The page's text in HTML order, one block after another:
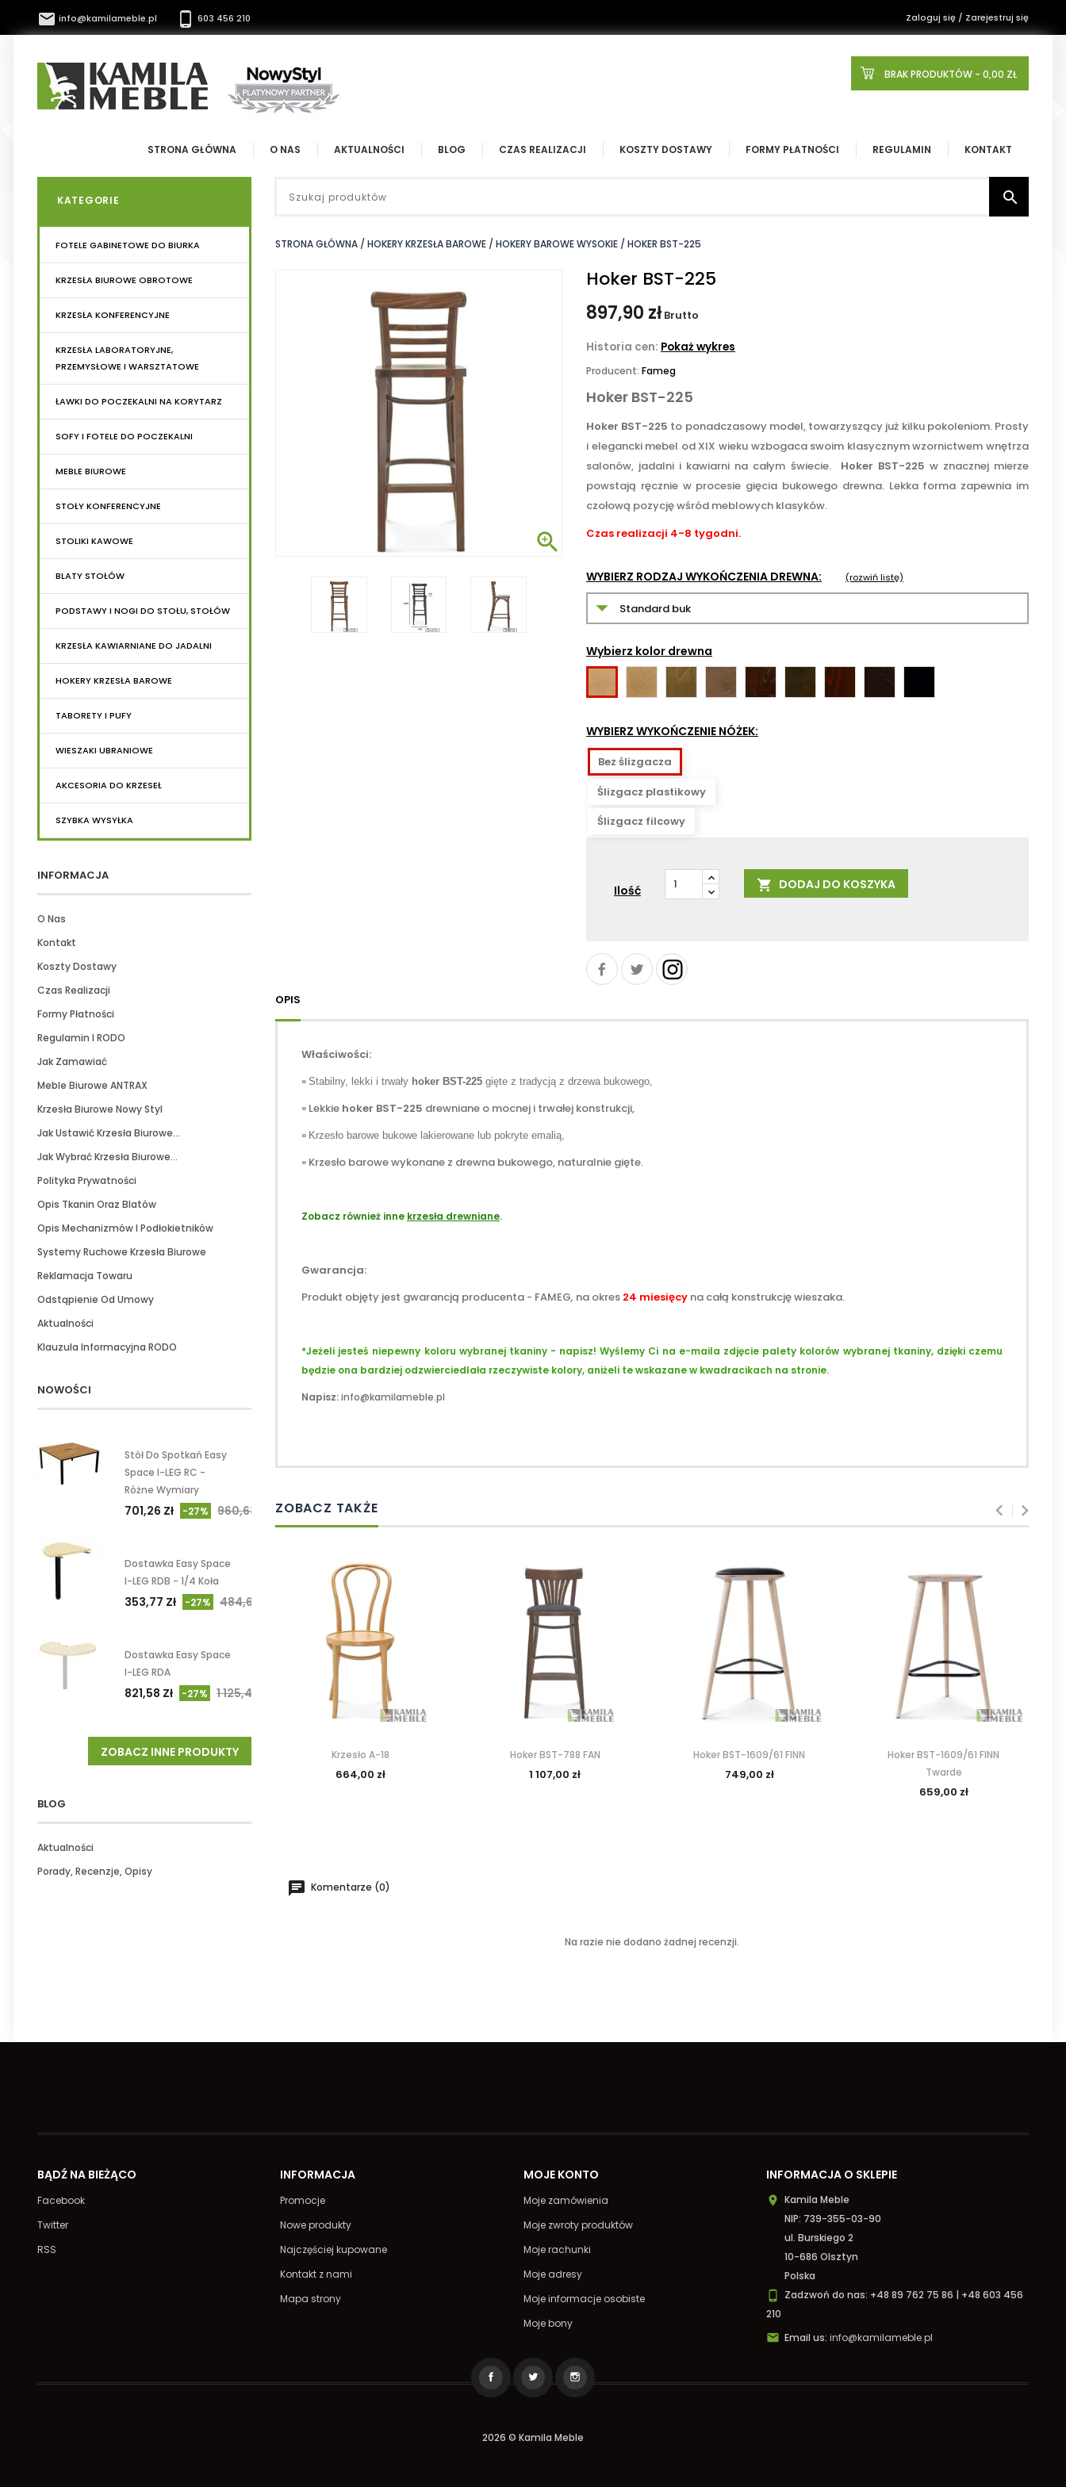
 info@kamilameble.pl  603 456 210 Zaloguj się / Zarejestruj się
BRAK PRODUKTÓW - 0,00 ZŁ
STRONA GŁÓWNA O NAS AKTUALNOŚCI BLOG CZAS REALIZACJI KOSZTY DOSTAWY FORMY PŁATNOŚCI REGULAMIN KONTAKT

KATEGORIE
FOTELE GABINETOWE DO BIURKA
KRZESŁA BIUROWE OBROTOWE
KRZESŁA KONFERENCYJNE
KRZESŁA LABORATORYJNE,
PRZEMYSŁOWE I WARSZTATOWE
ŁAWKI DO POCZEKALNI NA KORYTARZ
SOFY I FOTELE DO POCZEKALNI
MEBLE BIUROWE
STOŁY KONFERENCYJNE
STOLIKI KAWOWE
BLATY STOŁÓW
PODSTAWY I NOGI DO STOŁU, STOŁÓW
KRZESŁA KAWIARNIANE DO JADALNI
HOKERY KRZESŁA BAROWE
TABORETY I PUFY
WIESZAKI UBRANIOWE
AKCESORIA DO KRZESEŁ
SZYBKA WYSYŁKA
INFORMACJA
O Nas
Kontakt
Koszty Dostawy
Czas Realizacji
Formy Płatności
Regulamin I RODO
Jak Zamawiać
Meble Biurowe ANTRAX
Krzesła Biurowe Nowy Styl
Jak Ustawić Krzesła Biurowe...
Jak Wybrać Krzesła Biurowe...
Polityka Prywatności
Opis Tkanin Oraz Blatów
Opis Mechanizmów I Podłokietników
Systemy Ruchowe Krzesła Biurowe
Reklamacja Towaru
Odstąpienie Od Umowy
Aktualności
Klauzula Informacyjna RODO
NOWOŚCI
Stół Do Spotkań Easy
Space I-LEG RC -
Różne Wymiary
701,26 Zł -27% 960,63 Zł
Dostawka Easy Space
I-LEG RDB - 1/4 Koła
353,77 Zł -27% 484,62 Zł
Dostawka Easy Space
I-LEG RDA
821,58 Zł -27% 1 125,45 Zł
ZOBACZ INNE PRODUKTY
BLOG
Aktualności
Porady, Recenzje, Opisy
STRONA GŁÓWNA HOKERY KRZESŁA BAROWE HOKERY BAROWE WYSOKIE HOKER BST-225

Hoker BST-225
897,90 zł Brutto
Historia cen: Pokaż wykres
Producent: Fameg
Hoker BST-225
Hoker BST-225 to ponadczasowy model, towarzyszący już kilku pokoleniom. Prosty
i elegancki mebel od XIX wieku wzbogaca swoim klasycznym wzornictwem wnętrza
salonów, jadalni i kawiarni na całym świecie.
Hoker BST-225 w znacznej mierze
powstają ręcznie w procesie gięcia bukowego drewna. Lekka forma zapewnia im
czołową pozycję wśród meblowych klasyków.
Czas realizacji 4-8 tygodni.
WYBIERZ RODZAJ WYKOŃCZENIA DREWNA: (rozwiń listę)
Wybierz kolor drewna
naturalny
02
Rustykalny
06
Orzech
mleczny
Orzech
04
ciemny
Koniak
05
Wenge
09
bejca
WYBIERZ WYKOŃCZENIE NÓŻEK:
Bez ślizgacza
Ślizgacz plastikowy
Ślizgacz filcowy
Ilość  DODAJ DO KOSZYKA
OPIS
Właściwości:
» Stabilny, lekki i trwały hoker BST-225 gięte z tradycją z drzewa bukowego,
» Lekkie hoker BST-225 drewniane o mocnej i trwałej konstrukcji,
» Krzesło barowe bukowe lakierowane lub pokryte emalią,
» Krzesło barowe wykonane z drewna bukowego, naturalnie gięte.
Zobacz również inne krzesła drewniane.
Gwarancja:
Produkt objęty jest gwarancją producenta - FAMEG, na okres 24 miesięcy na całą konstrukcję wieszaka.
*Jeżeli jesteś niepewny koloru wybranej tkaniny - napisz! Wyślemy Ci na e-maila zdjęcie palety kolorów wybranej tkaniny, dzięki czemu
będzie ona bardziej odzwierciedlała rzeczywiste kolory, aniżeli te wskazane w kwadracikach na stronie.
Napisz:info@kamilameble.pl
ZOBACZ TAKŻE
Krzesło A-18
664,00 zł
Hoker BST-788 FAN
1 107,00 zł
Hoker BST-1609/61 FINN
749,00 zł
Hoker BST-1609/61 FINN
Twarde
659,00 zł
Komentarze (0)
Na razie nie dodano żadnej recenzji.
BĄDŹ NA BIEŻĄCO
Facebook
Twitter
RSS
INFORMACJA
Promocje
Nowe produkty
Najczęściej kupowane
Kontakt z nami
Mapa strony
MOJE KONTO
Moje zamówienia
Moje zwroty produktów
Moje rachunki
Moje adresy
Moje informacje osobiste
Moje bony
INFORMACJA O SKLEPIE
 Kamila Meble
NIP: 739-355-03-90
ul. Burskiego 2
10-686 Olsztyn
Polska

Zadzwoń do nas: +48 89 762 75 86 | +48 603 456
210
 Email us: info@kamilameble.pl
2026 © Kamila Meble